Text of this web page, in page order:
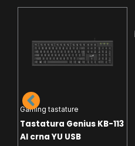
Gaming tastature
Tastatura Genius KB-113
AI crna YU USB